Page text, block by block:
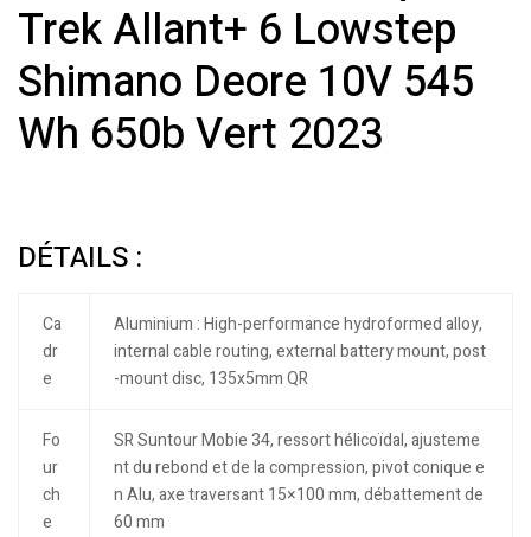
Trek Allant+ 6 Lowstep
Shimano Deore 10V 545
Wh 650b Vert 2023
DÉTAILS :
Ca
dr
e
Aluminium : High-performance hydroformed alloy,
internal cable routing, external battery mount, post
-mount disc, 135x5mm QR
Fo
ur
ch
e
SR Suntour Mobie 34, ressort hélicoïdal, ajusteme
nt du rebond et de la compression, pivot conique e
n Alu, axe traversant 15×100 mm, débattement de
60 mm